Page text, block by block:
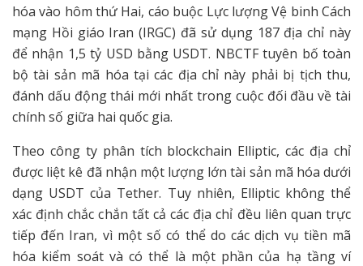
hóa vào hôm thứ Hai, cáo buộc Lực lượng Vệ binh Cách
mạng Hồi giáo Iran (IRGC) đã sử dụng 187 địa chỉ này
để nhận 1,5 tỷ USD bằng USDT. NBCTF tuyên bố toàn
bộ tài sản mã hóa tại các địa chỉ này phải bị tịch thu,
đánh dấu động thái mới nhất trong cuộc đối đầu về tài
chính số giữa hai quốc gia.
Theo công ty phân tích blockchain Elliptic, các địa chỉ
được liệt kê đã nhận một lượng lớn tài sản mã hóa dưới
dạng USDT của Tether. Tuy nhiên, Elliptic không thể
xác định chắc chắn tất cả các địa chỉ đều liên quan trực
tiếp đến Iran, vì một số có thể do các dịch vụ tiền mã
hóa kiểm soát và có thể là một phần của hạ tầng ví